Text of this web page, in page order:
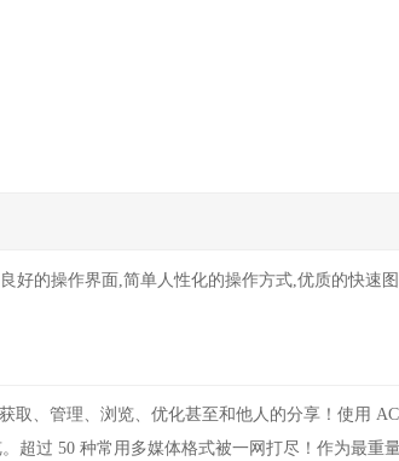
好的操作界面,简单人性化的操作方式,优质的快速
取、管理、浏览、优化甚至和他人的分享！使用
超过 50 种常用多媒体格式被一网打尽！作为最重